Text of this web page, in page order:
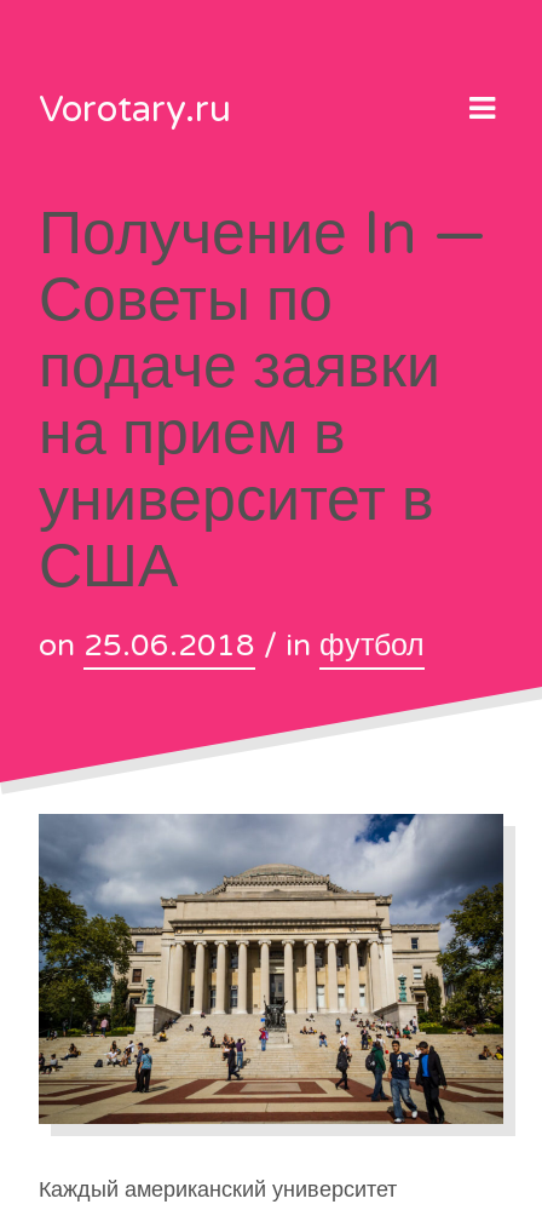
contentVorotary.ru
Получение In —
Советы по
подаче заявки
на прием в
университет в
США
on 25.06.2018 / in футбол
Каждый американский университет